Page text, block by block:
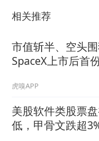
相关推荐
市值斩半、空头围
SpaceX上市后首
虎嗅APP
美股软件类股票
低，甲骨文跌超